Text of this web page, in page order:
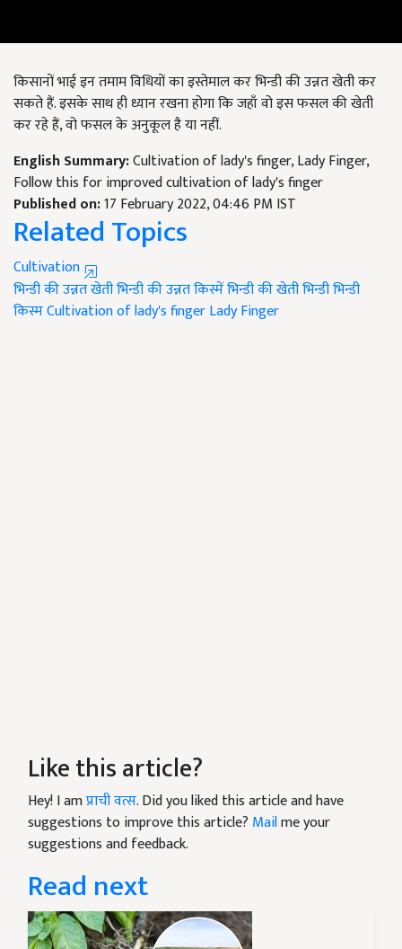
किसानों भाई इन तमाम विधियों का इस्तेमाल कर भिन्डी की उन्नत खेती कर
सकते हैं. इसके साथ ही ध्यान रखना होगा कि जहाँ वो इस फसल की खेती
कर रहे हैं, वो फसल के अनुकूल है या नहीं.
English Summary:Cultivation of lady's finger, Lady Finger,
Follow this for improved cultivation of lady's finger
Published on:17 February 2022, 04:46 PM IST
Related Topics
Cultivation
भिन्डी की उन्नत खेतीभिन्डी की उन्नत किस्मेंभिन्डी की खेतीभिन्डीभिन्डी
किस्मCultivation of lady's fingerLady Finger
Like this article?
Hey! I amप्राची वत्स. Did you liked this article and have
suggestions to improve this article? Mailme your
suggestions and feedback.
Read next